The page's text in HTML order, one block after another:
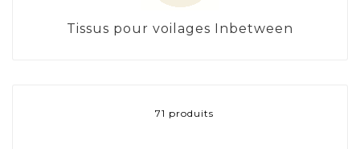
Tissus pour voilages Inbetween
71 produits